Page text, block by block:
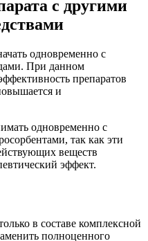
с другими
одновременно с
При данном
препаратов
и
одновременно с
так как эти
веществ
эффект.
в составе комплексной
полноценного